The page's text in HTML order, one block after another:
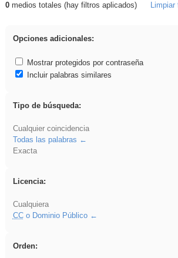
Resultados de: rezo
0medios totales (hay filtros aplicados) Limpiar
Opciones adicionales:
Mostrar protegidos por contraseña
Incluir palabras similares
Tipo de búsqueda:
Cualquier coincidencia
Todas las palabras
Exacta
Licencia:
Cualquiera
CCo Dominio Público
Orden: